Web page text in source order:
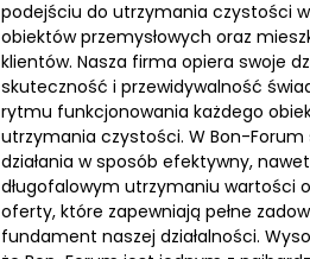
podejściu do utrzymania czystości
obiektów przemysłowych oraz
klientów. Nasza firma opiera swoje
skuteczność i przewidywalność
rytmu funkcjonowania każdego
utrzymania czystości. W Bon-
działania w sposób efektywny,
długofalowym utrzymaniu wartości
oferty, które zapewniają pełne
fundament naszej działalności.